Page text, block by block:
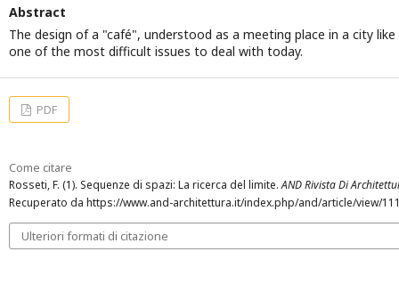
Abstract
The design of a "café", understood as a meeting place in a city like
one of the most difficult issues to deal with today.
PDF
Come citare
Rosseti, F. (1). Sequenze di spazi: La ricerca del limite.AND Rivista Di
Recuperato da https://www.and-architettura.it/index.php/and/article/view/
Ulteriori formati di citazione